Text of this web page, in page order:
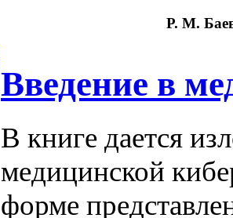
Р. М.
Введение в
В книге дается
медицинской
форме